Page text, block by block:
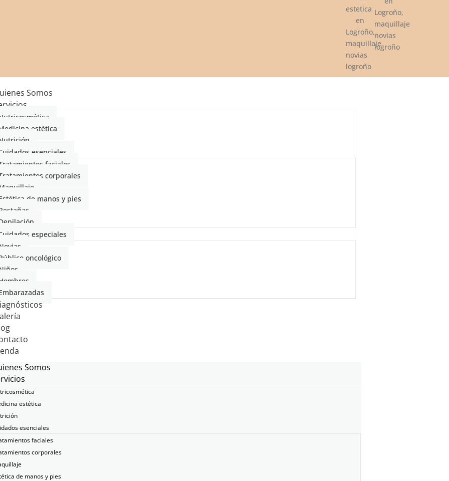
Somos
estética
esenciales
faciales
corporales
de manos y pies
especiales
oncológico
Somos
estética
esenciales
faciales
corporales
de manos y pies